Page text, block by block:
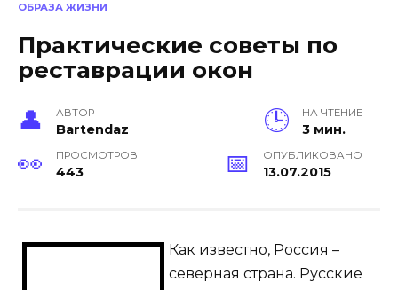
ОБРАЗА ЖИЗНИ
Практические советы по
реставрации окон
АВТОР
Bartendaz
НА ЧТЕНИЕ
3 мин.
ПРОСМОТРОВ
443
ОПУБЛИКОВАНО
13.07.2015
Как известно, Россия –
северная страна. Русские